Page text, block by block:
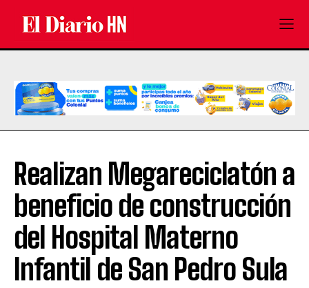
Realizan Megareciclatón a
beneficio de construcción
del Hospital Materno
Infantil de San Pedro Sula